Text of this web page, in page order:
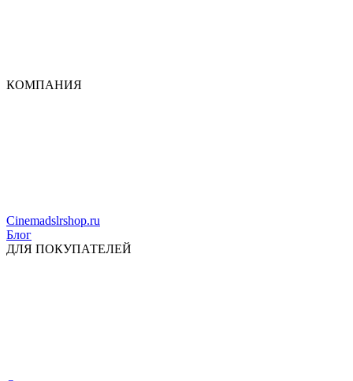
КОМПАНИЯ
Cinemadslrshop.ru
Блог
ДЛЯ ПОКУПАТЕЛЕЙ